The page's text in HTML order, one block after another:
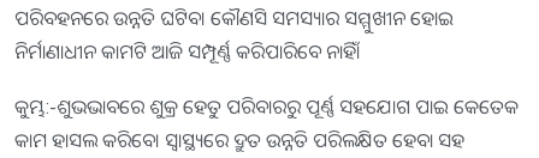
ପରିବହନରେ ଉନ୍ନତି ଘଟିବ। କୌଣସି ସମସ୍ୟାର ସମ୍ମୁଖୀନ ହୋଇ
ନିର୍ମାଣାଧୀନ କାମଟି ଆଜି ସମ୍ପୂର୍ଣ୍ଣ କରିପାରିବେ ନାହିଁ।
କୁମ୍ଭ:-ଶୁଭଭାବରେ ଶୁକ୍ର ହେତୁ ପରିବାରରୁ ପୂର୍ଣ୍ଣ ସହଯୋଗ ପାଇ କେତେକ
କାମ ହାସଲ କରିବେ। ସ୍ବାସ୍ଥ୍ୟରେ ଦ୍ରୁତ ଉନ୍ନତି ପରିଲକ୍ଷିତ ହେବା ସହ